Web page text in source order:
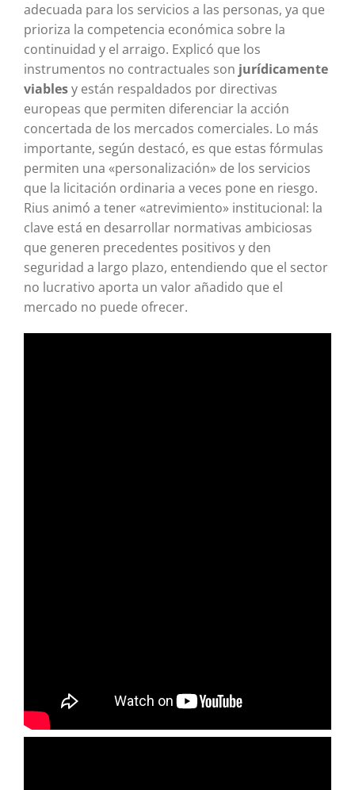
adecuada para los servicios a las personas, ya que
prioriza la competencia económica sobre la
continuidad y el arraigo. Explicó que los
instrumentos no contractuales son jurídicamente
viablesy están respaldados por directivas
europeas que permiten diferenciar la acción
concertada de los mercados comerciales. Lo más
importante, según destacó, es que estas fórmulas
permiten una «personalización» de los servicios
que la licitación ordinaria a veces pone en riesgo.
Rius animó a tener «atrevimiento» institucional: la
clave está en desarrollar normativas ambiciosas
que generen precedentes positivos y den
seguridad a largo plazo, entendiendo que el sector
no lucrativo aporta un valor añadido que el
mercado no puede ofrecer.